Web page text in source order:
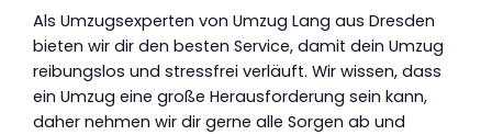
Als Umzugsexperten von Umzug Lang aus Dresden
bieten wir dir den besten Service, damit dein Umzug
reibungslos und stressfrei verläuft. Wir wissen, dass
ein Umzug eine große Herausforderung sein kann,
daher nehmen wir dir gerne alle Sorgen ab und